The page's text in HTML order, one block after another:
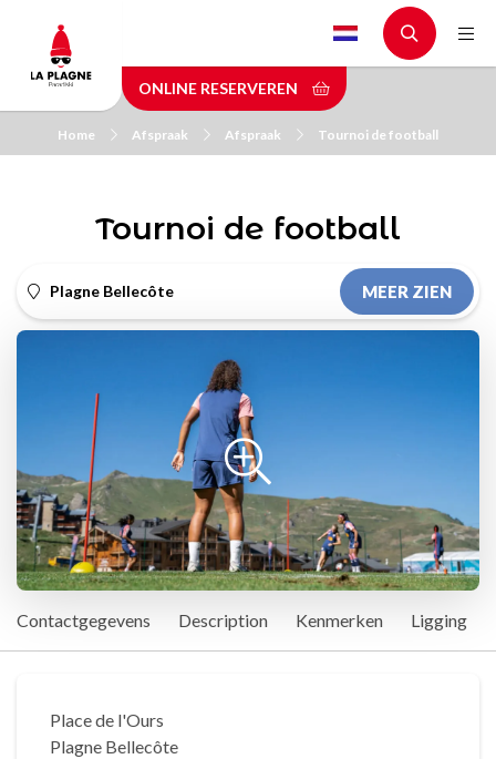
main
content
ONLINE RESERVEREN
Home Afspraak Afspraak Tournoi de football
Tournoi de football
Plagne Bellecôte MEER ZIEN
Contactgegevens Description Kenmerken Ligging
Place de l'Ours
Plagne Bellecôte